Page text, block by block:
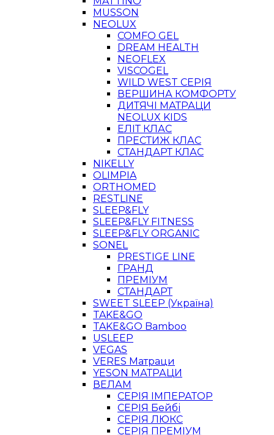
MUSSON
NEOLUX
COMFO GEL
DREAM HEALTH
NEOFLEX
VISCOGEL
WILD WEST СЕРІЯ
ВЕРШИНА КОМФОРТУ
ДИТЯЧІ МАТРАЦИ
NEOLUX KIDS
ЕЛІТ КЛАС
ПРЕСТИЖ КЛАС
СТАНДАРТ КЛАС
NIKELLY
OLIMPIA
ORTHOMED
RESTLINE
SLEEP&FLY
SLEEP&FLY FITNESS
SLEEP&FLY ORGANIC
SONEL
PRESTIGE LINE
ГРАНД
ПРЕМІУМ
СТАНДАРТ
SWEET SLEEP (Україна)
TAKE&GO
TAKE&GO Bamboo
USLEEP
VEGAS
VERES Матраци
YESON МАТРАЦИ
ВЕЛАМ
СЕРІЯ ІМПЕРАТОР
СЕРІЯ Бейбі
СЕРІЯ ЛЮКС
СЕРІЯ ПРЕМІУМ